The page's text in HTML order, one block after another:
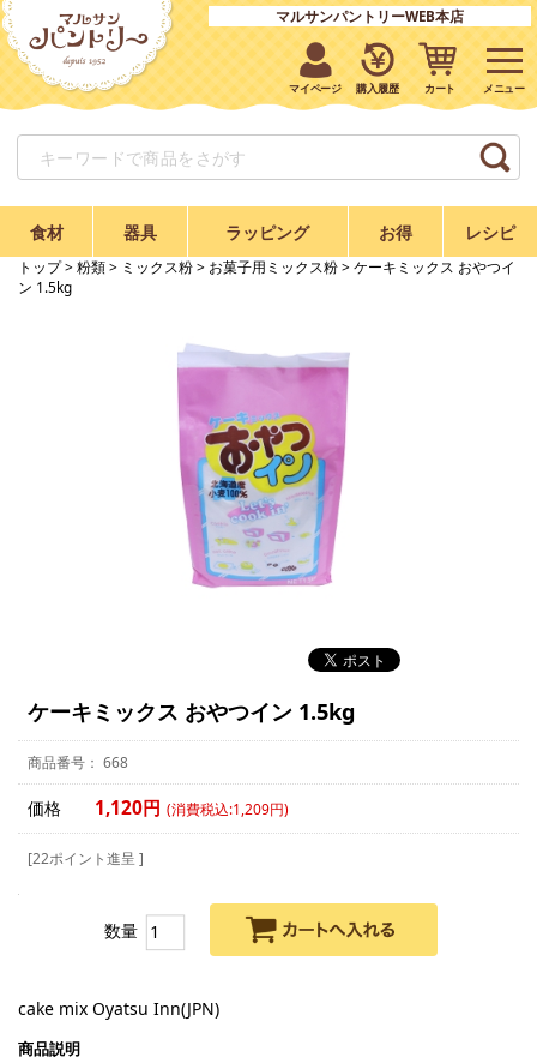
マルサンパントリーWEB本店
マイページ 購入履歴 カート
食材 器具 ラッピング お得 レシピ
トップ> 粉類> ミックス粉> お菓子用ミックス粉> ケーキミックス おやつイ
ン 1.5kg
ケーキミックス おやつイン 1.5kg
668
価格 1,120円 (消費税込:1,209円)
[22ポイント進呈 ]
数量
cake mix Oyatsu Inn(JPN)